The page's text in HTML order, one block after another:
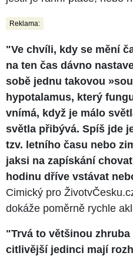
Reklama:
"Ve chvíli, kdy se mění
na ten čas dávno
sobě jednu takovou
hypotalamus, který
vnímá, když je málo
světla přibývá. Spíš jde
tzv. letního času nebo
jaksi na zapískání
hodinu dříve vstávat
Cimický pro
dokáže poměrně rychle
"Trvá to většinou
citlivější jedinci mají